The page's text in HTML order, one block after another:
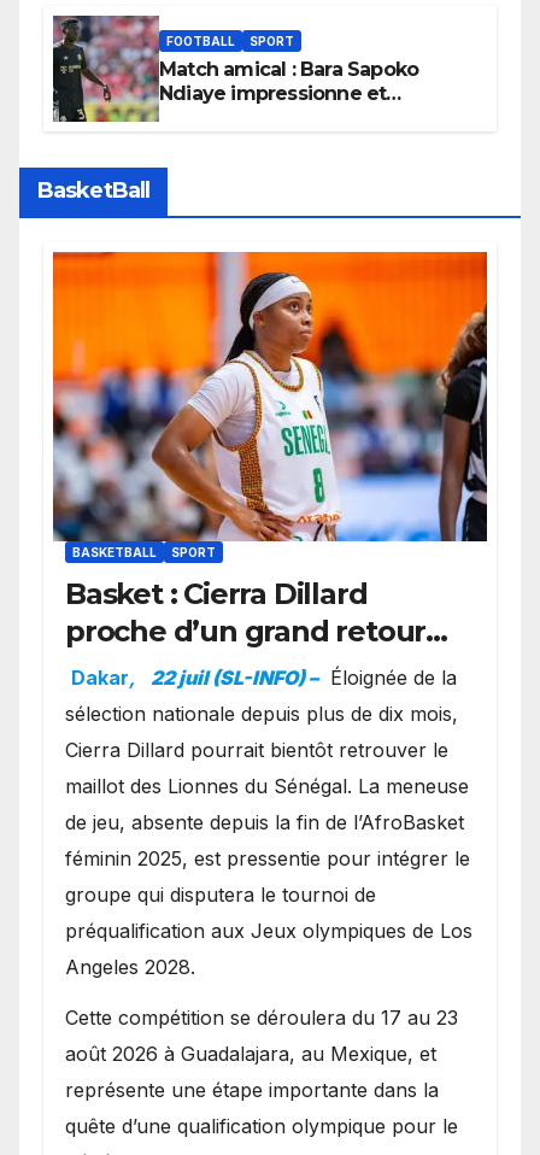
FOOTBALL SPORT
Match amical : Bara Sapoko
Ndiaye impressionne et
BasketBall
BASKETBALL SPORT
Basket : Cierra Dillard
proche d’un grand retour
avec les Lionnes ?
Dakar, 22 juil (SL-INFO) – Éloignée de la
sélection nationale depuis plus de dix mois,
Cierra Dillard pourrait bientôt retrouver le
maillot des Lionnes du Sénégal. La meneuse
de jeu, absente depuis la fin de l’AfroBasket
féminin 2025, est pressentie pour intégrer le
groupe qui disputera le tournoi de
préqualification aux Jeux olympiques de Los
Angeles 2028.
Cette compétition se déroulera du 17 au 23
août 2026 à Guadalajara, au Mexique, et
représente une étape importante dans la
quête d’une qualification olympique pour le